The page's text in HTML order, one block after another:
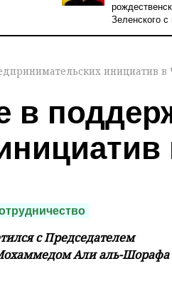
Зеленского
инициатив в
в
с Председателем
Али аль-Шорафа